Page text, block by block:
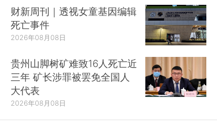
财新周刊｜透视女童基因编辑
死亡事件
2026年08月08日
贵州山脚树矿难致16人死亡近
三年 矿长涉罪被罢免全国人
大代表
2026年08月08日